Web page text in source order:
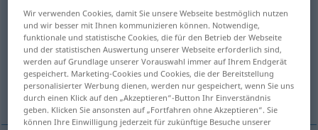
bibelot [biblo] m
Übersicht aller Übersetzungen
(Für mehr Details die Übersetzung anklicken/antippen)
Nippfigur, Nippsache
Wir verwenden Cookies, damit Sie unsere Webseite bestmöglich nutzen
und wir besser mit Ihnen kommunizieren können. Notwendige,
funktionale und statistische Cookies, die für den Betrieb der Webseite
und der statistischen Auswertung unserer Webseite erforderlich sind,
werden auf Grundlage unserer Vorauswahl immer auf Ihrem Endgerät
gespeichert. Marketing-Cookies und Cookies, die der Bereitstellung
personalisierter Werbung dienen, werden nur gespeichert, wenn Sie uns
durch einen Klick auf den „Akzeptieren“-Button Ihr Einverständnis
geben. Klicken Sie ansonsten auf „Fortfahren ohne Akzeptieren“. Sie
können Ihre Einwilligung jederzeit für zukünftige Besuche unserer